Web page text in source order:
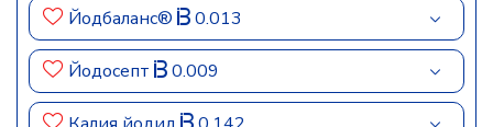
Йодбаланс® 0.013
Йодосепт 0.009